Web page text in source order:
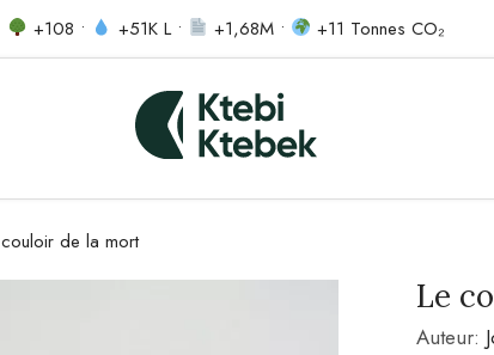
+108 • +51K L • +1,68M • +11 Tonnes CO₂
de la mort
Le
Auteur: